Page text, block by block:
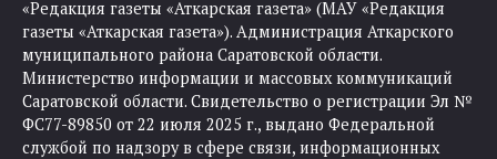
«Редакция газеты «Аткарская газета» (МАУ «Редакция
газеты «Аткарская газета»). Администрация Аткарского
муниципального района Саратовской области.
Министерство информации и массовых коммуникаций
Саратовской области. Свидетельство о регистрации Эл №
ФС77-89850 от 22 июля 2025 г., выдано Федеральной
службой по надзору в сфере связи, информационных